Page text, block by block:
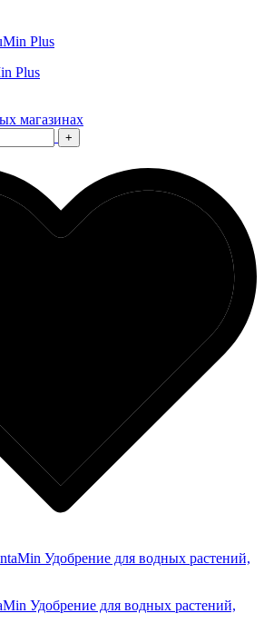
Plus
магазинах
+
Удобрение для водных растений,